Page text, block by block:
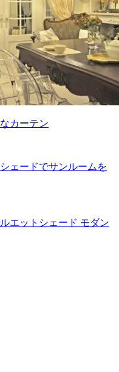
カーテン
ェードでサンルームを
エットシェード モダン